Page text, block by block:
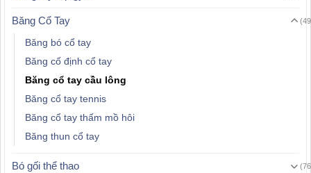
Băng Cổ Tay
Băng bó cổ tay
Băng cố định cổ tay
Băng cổ tay cầu lông
Băng cổ tay tennis
Băng cổ tay thấm mồ hôi
Băng thun cổ tay
Bó gối thể thao